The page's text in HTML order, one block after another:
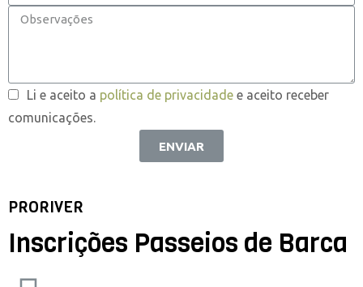
Li e aceito a política de privacidade e aceito receber
comunicações.
ENVIAR
PRORIVER
Inscrições Passeios de Barca